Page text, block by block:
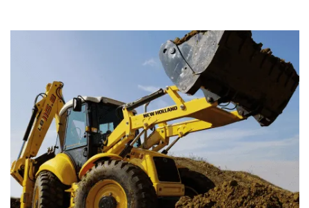
Смотреть проект